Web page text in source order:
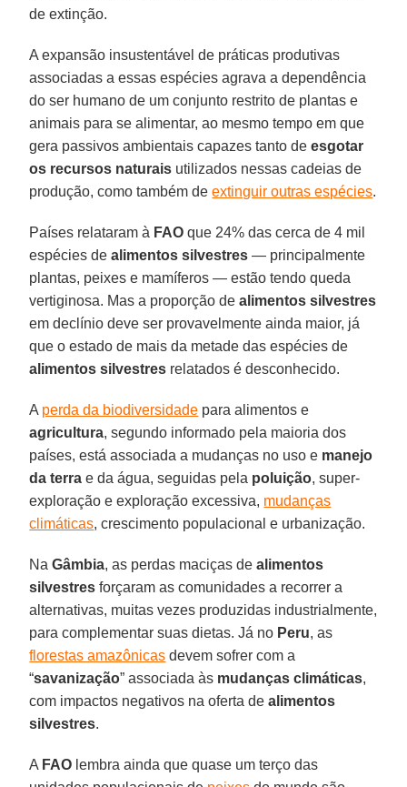
de extinção.
A expansão insustentável de práticas produtivas
associadas a essas espécies agrava a dependência
do ser humano de um conjunto restrito de plantas e
animais para se alimentar, ao mesmo tempo em que
gera passivos ambientais capazes tanto deesgotar
os recursos naturais utilizados nessas cadeias de
produção, como também deextinguir outras espécies.
Países relataram à FAO que 24% das cerca de 4 mil
espécies dealimentos silvestres — principalmente
plantas, peixes e mamíferos — estão tendo queda
vertiginosa. Mas a proporção dealimentos silvestres
em declínio deve ser provavelmente ainda maior, já
que o estado de mais da metade das espécies de
alimentos silvestres relatados é desconhecido.
A perda da biodiversidade para alimentos e
agricultura, segundo informado pela maioria dos
países, está associada a mudanças no uso e manejo
da terra e da água, seguidas pela poluição, super-
exploração e exploração excessiva, mudanças
climáticas, crescimento populacional e urbanização.
NaGâmbia, as perdas maciças dealimentos
silvestres forçaram as comunidades a recorrer a
alternativas, muitas vezes produzidas industrialmente,
para complementar suas dietas. Já no Peru, as
florestas amazônicas devem sofrer com a
“savanização” associada às mudanças climáticas,
com impactos negativos na oferta dealimentos
silvestres.
A FAO lembra ainda que quase um terço das